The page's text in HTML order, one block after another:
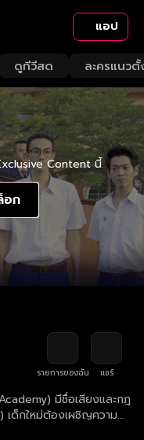
แอป
ดูทีวีสด ละครแนวตั้
Content นี้
อก
รายการของฉัน
แชร์
มีชื่อเสียงและกฎ
เด็กใหม่ต้องเผชิญความ
เอกแสงกุล) คู่อริเก่า ทั้ง